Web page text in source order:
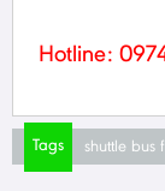
Hotline:
Tags shuttle bus